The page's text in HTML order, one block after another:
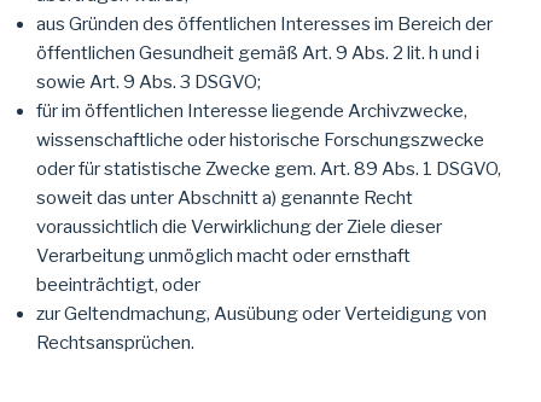
aus Gründen des öffentlichen Interesses im Bereich der
öffentlichen Gesundheit gemäß Art. 9 Abs. 2 lit. h und i
sowie Art. 9 Abs. 3 DSGVO;
für im öffentlichen Interesse liegende Archivzwecke,
wissenschaftliche oder historische Forschungszwecke
oder für statistische Zwecke gem. Art. 89 Abs. 1 DSGVO,
soweit das unter Abschnitt a) genannte Recht
voraussichtlich die Verwirklichung der Ziele dieser
Verarbeitung unmöglich macht oder ernsthaft
beeinträchtigt, oder
zur Geltendmachung, Ausübung oder Verteidigung von
Rechtsansprüchen.